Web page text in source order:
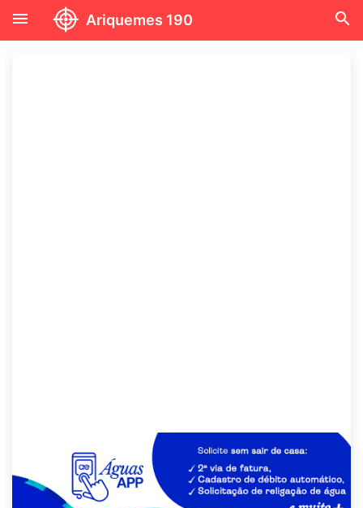
menu Ariquemes 190 search